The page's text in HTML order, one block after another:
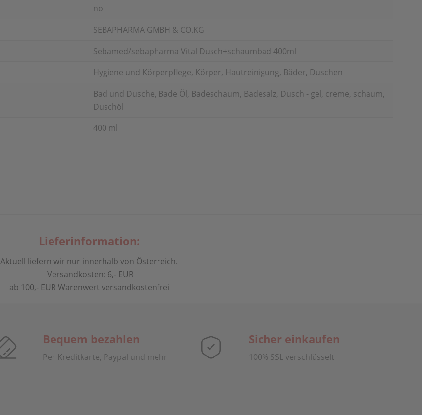
no
SEBAPHARMA GMBH & CO.KG
Sebamed/sebapharma Vital Dusch+schaumbad 400ml
Hygiene und Körperpflege, Körper, Hautreinigung, Bäder, Duschen
Bad und Dusche, Bade Öl, Badeschaum, Badesalz, Dusch - gel, creme, schaum,
Duschöl
400 ml
Lieferinformation:
Aktuell liefern wir nur innerhalb von Österreich.
Versandkosten: 6,- EUR
ab 100,- EUR Warenwert versandkostenfrei
Bequem bezahlen
Per Kreditkarte, Paypal und mehr
Sicher einkaufen
100% SSL verschlüsselt